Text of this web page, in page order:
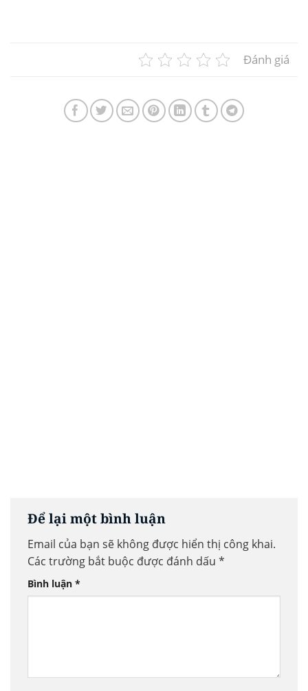
Đánh giá
Để lại một bình luận
Email của bạn sẽ không được hiển thị công khai.
Các trường bắt buộc được đánh dấu *
Bình luận *